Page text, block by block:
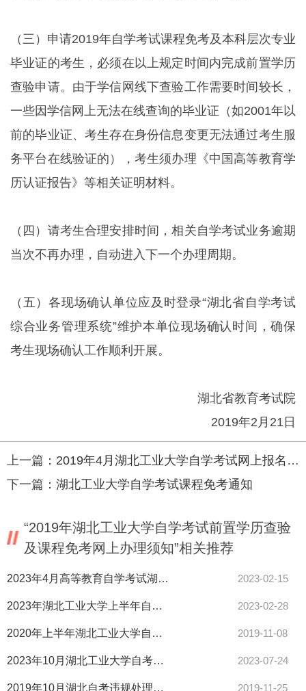
（三）申请2019年自学考试课程免考及本科层次专业
毕业证的考生，必须在以上规定时间内完成前置学历
查验申请。由于学信网线下查验工作需要时间较长，
一些因学信网上无法在线查询的毕业证（如2001年以
前的毕业证、考生存在身份信息变更无法通过考生服
务平台在线验证的），考生须办理《中国高等教育学
历认证报告》等相关证明材料。
（四）请考生合理安排时间，相关自学考试业务逾期
当次不再办理，自动进入下一个办理周期。
（五）各现场确认单位应及时登录“湖北省自学考试
综合业务管理系统”维护本单位现场确认时间，确保
考生现场确认工作顺利开展。
湖北省教育考试院
2019年2月21日
上一篇： 2019年4月湖北工业大学自学考试网上报名通知
下一篇： 湖北工业大学自学考试课程免考通知
“2019年湖北工业大学自学考试前置学历查验
及课程免考网上办理须知”相关推荐
2023年4月高等教育自学考试湖北工业大学考点网上报名通知 2023-02-15
2023年湖北工业大学上半年自学考试实践环节考核的通知 2023-02-28
2020年上半年湖北工业大学自考现场确认 2019-11-08
2023年10月湖北工业大学自考面向学校开考专业考试安排及教材使用情况 2023-07-24
2019年10月湖北自考违规处理结果查询入口 2019-11-25